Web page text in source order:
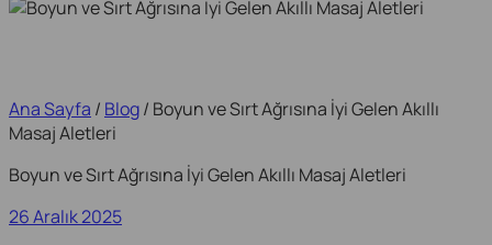
Ana Sayfa / Blog/ Boyun ve Sırt Ağrısına İyi Gelen Akıllı
Masaj Aletleri
Boyun ve Sırt Ağrısına İyi Gelen Akıllı Masaj Aletleri
26 Aralık 2025